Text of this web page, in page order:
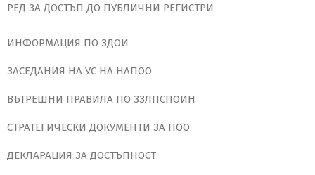
РЕД ЗА ДОСТЪП ДО ПУБЛИЧНИ РЕГИСТРИ
ИНФОРМАЦИЯ ПО ЗДОИ
ЗАСЕДАНИЯ НА УС НА НАПОО
ВЪТРЕШНИ ПРАВИЛА ПО ЗЗЛПСПОИН
СТРАТЕГИЧЕСКИ ДОКУМЕНТИ ЗА ПОО
ДЕКЛАРАЦИЯ ЗА ДОСТЪПНОСТ